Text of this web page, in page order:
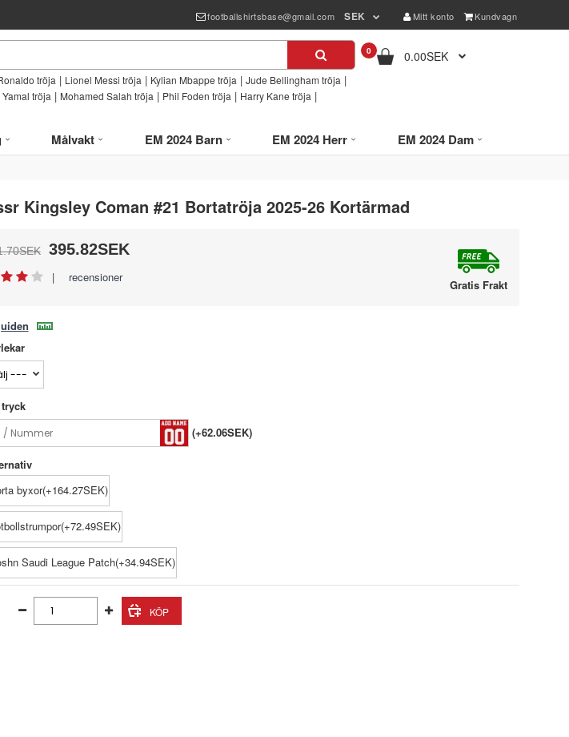
footballshirtsbase@gmail.com SEK Mitt konto Kundvagn
tröja | Lionel Messi tröja | Kylian Mbappe tröja | Jude Bellingham tröja |
tröja | Mohamed Salah tröja | Phil Foden tröja | Harry Kane tröja |
0 0.00SEK
Målvakt EM 2024 Barn EM 2024 Herr EM 2024 Dam
Kingsley Coman #21 Bortatröja 2025-26 Kortärmad
395.82SEK
| recensioner
Gratis Frakt
(+62.06SEK)
byxor(+164.27SEK)
Saudi League Patch(+34.94SEK)